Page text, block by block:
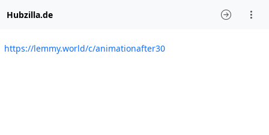
Hubzilla.de
https://lemmy.world/c/animationafter30